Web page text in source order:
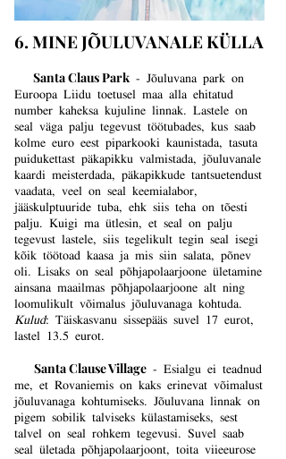
6. MINE JÕULUVANALE KÜLLA
Santa Claus Park - Jõuluvana park on
Euroopa Liidu toetusel maa alla ehitatud
number kaheksa kujuline linnak. Lastele on
seal väga palju tegevust töötubades, kus saab
kolme euro eest piparkooki kaunistada, tasuta
puidukettast päkapikku valmistada, jõuluvanale
kaardi meisterdada, päkapikkude tantsuetendust
vaadata, veel on seal keemialabor,
jääskulptuuride tuba, ehk siis teha on tõesti
palju. Kuigi ma ütlesin, et seal on palju
tegevust lastele, siis tegelikult tegin seal isegi
kõik töötoad kaasa ja mis siin salata, põnev
oli. Lisaks on seal põhjapolaarjoone ületamine
ainsana maailmas põhjapolaarjoone alt ning
loomulikult võimalus jõuluvanaga kohtuda.
Kulud: Täiskasvanu sissepääs suvel 17 eurot,
lastel 13.5 eurot.
Santa Clause Village Esialgu ei teadnud
me, et Rovaniemis on kaks erinevat võimalust
jõuluvanaga kohtumiseks. Jõuluvana linnak on
pigem sobilik talviseks külastamiseks, sest
talvel on seal rohkem tegevusi. Suvel saab
seal ületada põhjapolaarjoont, toita viieeurose